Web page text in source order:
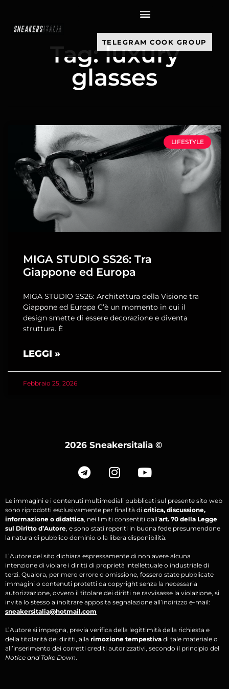
TELEGRAM COOK GROUP
Tag: luxury
glasses
LIFESTYLE
MIGA STUDIO SS26: Tra
Giappone ed Europa
MIGA STUDIO SS26: Architettura della Visione tra
Giappone ed Europa C’è un momento in cui il
design smette di essere decorazione e diventa
struttura. È
LEGGI »
Febbraio 25, 2026
2026 Sneakersitalia ©
Le immagini e i contenuti multimediali pubblicati sul presente sito web
sono riprodotti esclusivamente per finalità di critica, discussione,
informazione o didattica, nei limiti consentiti dall’art. 70 della Legge
sul Diritto d’Autore, e sono stati reperiti in buona fede presumendone
la natura di pubblico dominio o la libera disponibilità.
L’Autore del sito dichiara espressamente di non avere alcuna
intenzione di violare i diritti di proprietà intellettuale o industriale di
terzi. Qualora, per mero errore o omissione, fossero state pubblicate
immagini o contenuti protetti da copyright senza la necessaria
autorizzazione, ovvero il titolare dei diritti ne ravvisasse la violazione, si
invita lo stesso a inoltrare apposita segnalazione all’indirizzo e-mail:
sneakersitalia@hotmail.com
L’Autore si impegna, previa verifica della legittimità della richiesta e
della titolarità dei diritti, alla rimozione tempestiva di tale materiale o
all’inserimento dei corretti crediti autorizzativi, secondo il principio del
Notice and Take Down.